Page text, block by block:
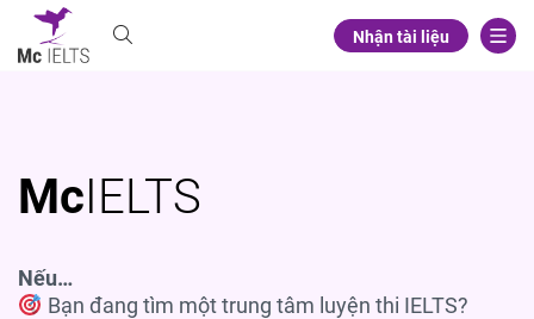
Nhận tài liệu
McIELTS
Nếu…
Bạn đang tìm một trung tâm luyện thi IELTS?